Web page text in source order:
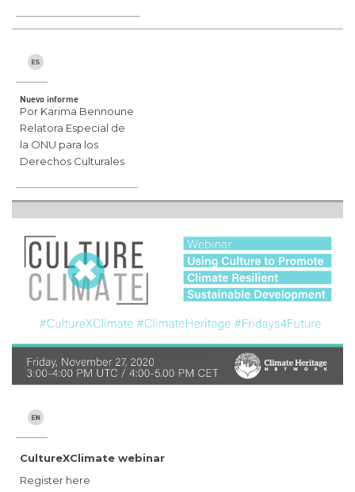
Nuevo informe
Por Karima Bennoune
Relatora Especial de
la ONU para los
Derechos Culturales
CultureXClimate webinar
Register here